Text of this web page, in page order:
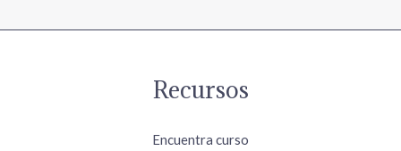
Recursos
Encuentra curso